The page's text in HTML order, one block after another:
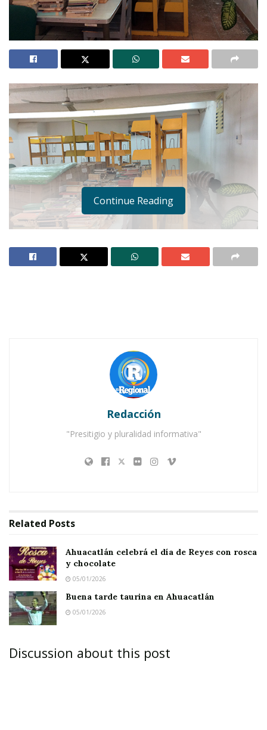
Ahuacatlán celebrá el día de Reyes con rosca y
Buena tarde taurina en Ahuacatlán
Continue Reading
Redacción
"Presitigio y pluralidad informativa"
Related Posts
Ahuacatlán celebrá el día de Reyes con rosca
y chocolate
05/01/2026
Buena tarde taurina en Ahuacatlán
05/01/2026
Discussion about this post